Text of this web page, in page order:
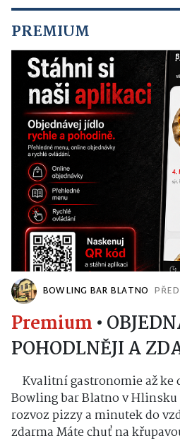
PREMIUM
BOWLING BAR BLATNO
Premium •
POHODLNĚJI A
Kvalitní gastronomie až ke
Bowling bar Blatno v
rozvoz pizzy a minutek do
zdarma Máte chuť na